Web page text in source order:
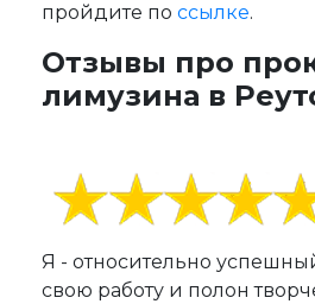
пройдите по ссылке.
Отзывы про
лимузина в
Я - относительно
свою работу и полон